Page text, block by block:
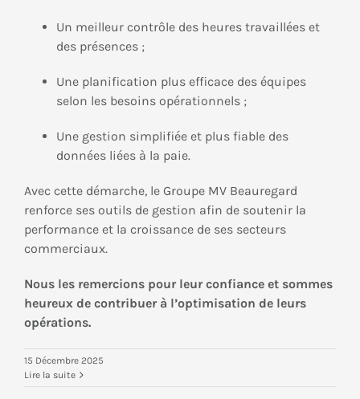
Un meilleur contrôle des heures travaillées et
des présences ;
Une planification plus efficace des équipes
selon les besoins opérationnels ;
Une gestion simplifiée et plus fiable des
données liées à la paie.
Avec cette démarche, le Groupe MV Beauregard
renforce ses outils de gestion afin de soutenir la
performance et la croissance de ses secteurs
commerciaux.
Nous les remercions pour leur confiance et sommes
heureux de contribuer à l’optimisation de leurs
opérations.
15 Décembre 2025
Lire la suite